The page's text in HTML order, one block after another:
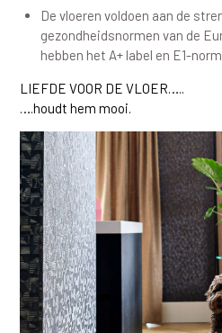
De vloeren voldoen aan de
gezondheidsnormen van de
hebben het A+ label en E1-
LIEFDE VOOR DE VLOER…..
….houdt hem mooi.